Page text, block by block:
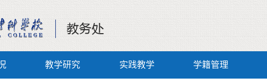
教学研究 实践教学 学籍管理